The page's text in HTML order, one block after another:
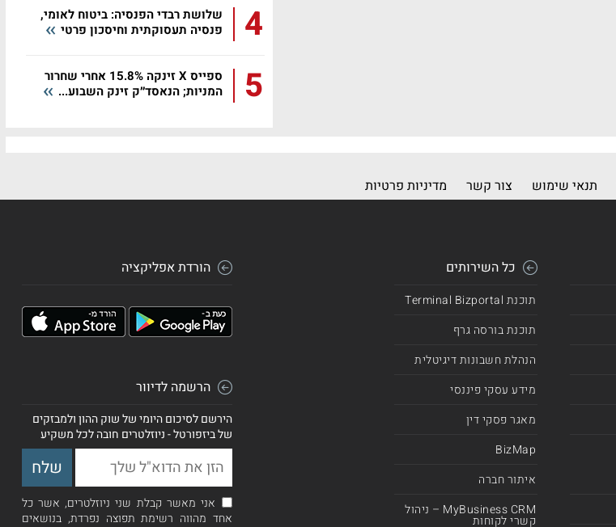
4
שלושת רבדי הפנסיה: ביטוח לאומי,
פנסיה תעסוקתית וחיסכון פרטי
5
ספייס X זינקה 15.8% אחרי שחרור
המניות; הנאסד״ק זינק השבוע...
תנאי שימוש צור קשר מדיניות פרטיות
כל השירותים
תוכנת Terminal Bizportal
תוכנת בורסה גרף
הנהלת חשבונות דיגיטלית
מידע עסקי פיננסי
מאגר פסקי דין
BizMap
איתור חברה
MyBusiness CRM – ניהול
קשרי לקוחות
הורדת אפליקציה
הרשמה לדיוור
הירשם לסיכום היומי של שוק ההון ולמבזקים
של ביזפורטל - ניוזלטרים חובה לכל משקיע
אני מאשר קבלת שני ניוזלטרים, אשר כל
אחד מהווה רשימת תפוצה נפרדת, בנושאים